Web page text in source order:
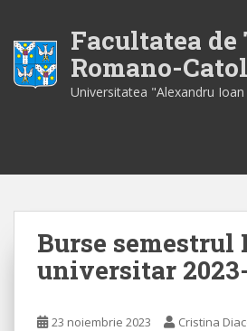
i
Facultatea de
Romano-
Universitatea "Alexandru Ioan
Burse semestrul
universitar
23 noiembrie 2023 Cristina